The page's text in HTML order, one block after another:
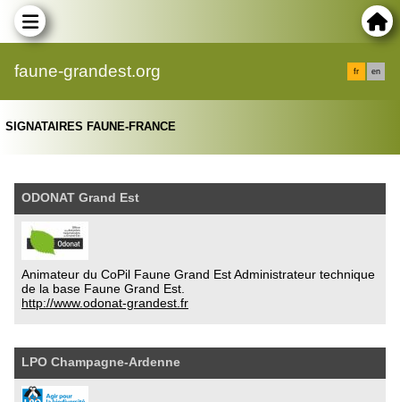
faune-grandest.org fr en
SIGNATAIRES FAUNE-FRANCE
ODONAT Grand Est
Animateur du CoPil Faune Grand Est Administrateur technique
de la base Faune Grand Est.
http://www.odonat-grandest.fr
LPO Champagne-Ardenne